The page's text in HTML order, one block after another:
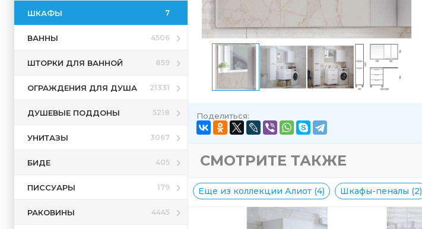
ШКАФЫ 7
ВАННЫ 4506
ШТОРКИ ДЛЯ ВАННОЙ 859
ОГРАЖДЕНИЯ ДЛЯ ДУША 21331
ДУШЕВЫЕ ПОДДОНЫ 5218
УНИТАЗЫ 3067
БИДЕ 405
ПИССУАРЫ 179
РАКОВИНЫ 4445
Поделиться:
СМОТРИТЕ ТАКЖЕ
Еще из коллекции Алиот (4) Шкафы-пеналы (2)